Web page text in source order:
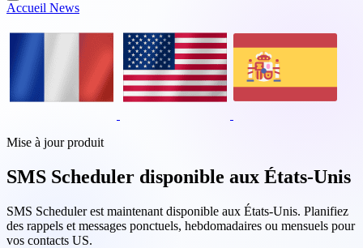
Accueil News
Mise à jour produit
SMS Scheduler disponible aux États-Unis
SMS Scheduler est maintenant disponible aux États-Unis. Planifiez
des rappels et messages ponctuels, hebdomadaires ou mensuels pour
vos contacts US.